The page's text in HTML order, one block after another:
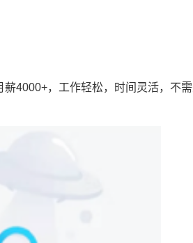
4000+，工作轻松，时间灵活，不